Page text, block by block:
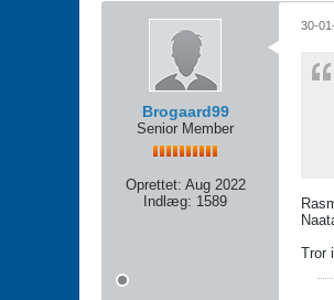
Brogaard99
Senior Member
Oprettet: Aug 2022
Indlæg: 1589
30-
Tror